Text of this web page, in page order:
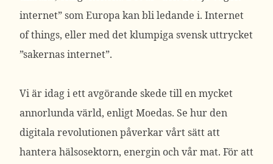
internet” som Europa kan bli ledande i. Internet
of things, eller med det klumpiga svensk uttrycket
”sakernas internet”.
Vi är idag i ett avgörande skede till en mycket
annorlunda värld, enligt Moedas. Se hur den
digitala revolutionen påverkar vårt sätt att
hantera hälsosektorn, energin och vår mat. För att